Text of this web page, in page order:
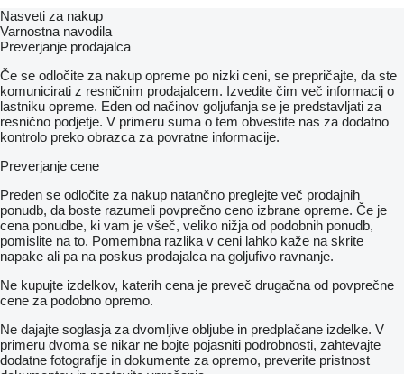
7.5x20
GD11423
G1K272
GA6434
GD11286
GA2019
GD7426
GA5105
G10602
GA7154
GR1848
GA0257
GD21540
GA5107
GA5108
GA5109
GA5110
GA5112
GD5886
GA2014
GR1771
GD1065
Nasveti za nakup
Varnostna navodila
Preverjanje prodajalca
Če se odločite za nakup opreme po nizki ceni, se prepričajte, da ste
komunicirati z resničnim prodajalcem. Izvedite čim več informacij o
lastniku opreme. Eden od načinov goljufanja se je predstavljati za
resnično podjetje. V primeru suma o tem obvestite nas za dodatno
kontrolo preko obrazca za povratne informacije.
Preverjanje cene
Preden se odločite za nakup natančno preglejte več prodajnih
ponudb, da boste razumeli povprečno ceno izbrane opreme. Če je
cena ponudbe, ki vam je všeč, veliko nižja od podobnih ponudb,
pomislite na to. Pomembna razlika v ceni lahko kaže na skrite
napake ali pa na poskus prodajalca na goljufivo ravnanje.
Ne kupujte izdelkov, katerih cena je preveč drugačna od povprečne
cene za podobno opremo.
Ne dajajte soglasja za dvomljive obljube in predplačane izdelke. V
primeru dvoma se nikar ne bojte pojasniti podrobnosti, zahtevajte
dodatne fotografije in dokumente za opremo, preverite pristnost